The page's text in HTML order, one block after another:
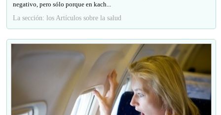
negativo, pero sólo porque en kach...
La sección: los Artículos sobre la salud